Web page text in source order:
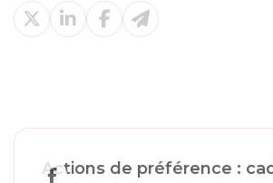
Actions de préférence :